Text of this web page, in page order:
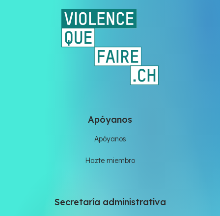
Apóyanos
Apóyanos
Hazte miembro
Secretaría administrativa